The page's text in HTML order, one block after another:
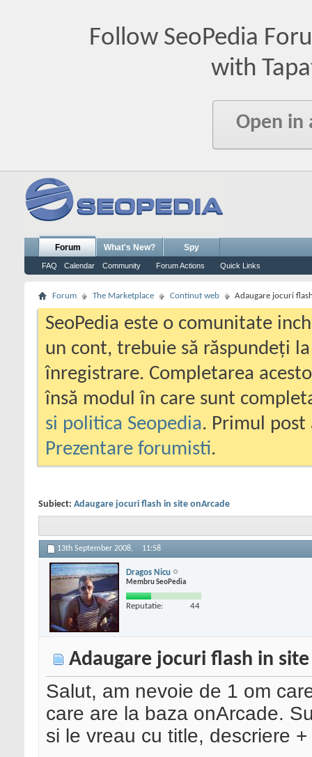
Follow SeoPedia
with
Open in
Forum
FAQ Calendar Community Forum Actions Quick Links
What's New? Spy
Forum The Marketplace Continut web Adaugare jocuri
SeoPedia este o comunitate
un cont, trebuie să răspundeți
înregistrare. Completarea
însă modul în care sunt
si politica Seopedia. Primul
Prezentare forumisti.
Subiect: Adaugare jocuri flash in site onArcade
13th September 2008, 11:58
Dragos Nicu
Membru SeoPedia
Reputatie: 44
Adaugare jocuri flash in
Salut, am nevoie de 1 om
care are la baza onArcade.
si le vreau cu title, descriere